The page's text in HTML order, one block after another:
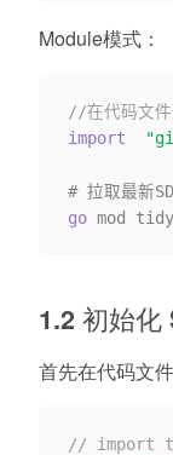
Module模式：
//在代码文
import
go
1.2 初始化
首先在代码文
// import